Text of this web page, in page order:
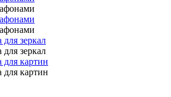
для зеркал
для зеркал
для картин
для картин